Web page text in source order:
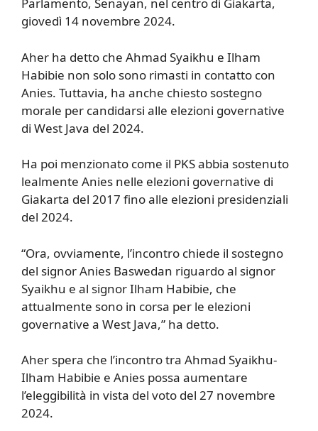
giovedì 14 novembre 2024.
Aher ha detto che Ahmad Syaikhu e Ilham
Habibie non solo sono rimasti in contatto con
Anies. Tuttavia, ha anche chiesto sostegno
morale per candidarsi alle elezioni governative
di West Java del 2024.
Ha poi menzionato come il PKS abbia sostenuto
lealmente Anies nelle elezioni governative di
Giakarta del 2017 fino alle elezioni presidenziali
del 2024.
“Ora, ovviamente, l’incontro chiede il sostegno
del signor Anies Baswedan riguardo al signor
Syaikhu e al signor Ilham Habibie, che
attualmente sono in corsa per le elezioni
governative a West Java,” ha detto.
Aher spera che l’incontro tra Ahmad Syaikhu-
Ilham Habibie e Anies possa aumentare
l’eleggibilità in vista del voto del 27 novembre
2024.